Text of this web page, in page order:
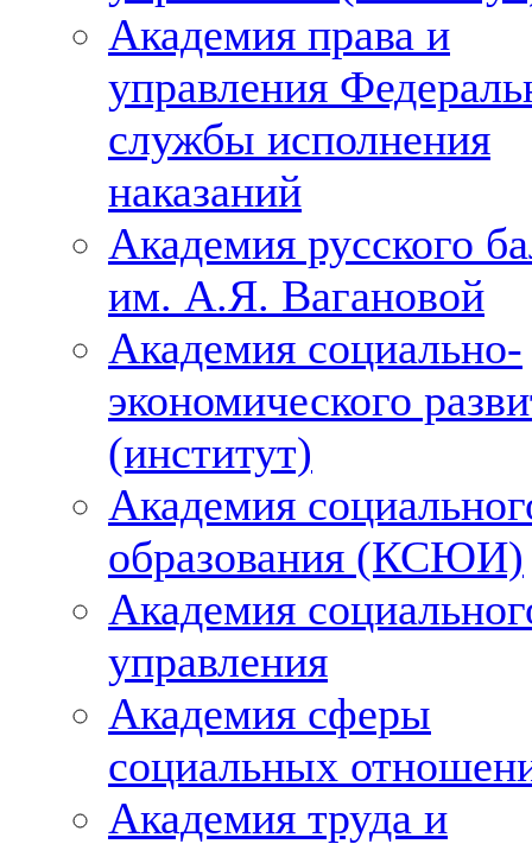
Академия права и
управления
службы исполнения
наказаний
Академия русского
им. А.Я. Вагановой
Академия социально-
экономического
(институт)
Академия
образования (КСЮИ)
Академия
управления
Академия сферы
социальных
Академия труда и